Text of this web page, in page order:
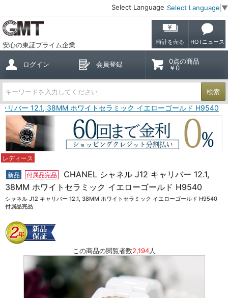
Select Language Select Language ▼
安心の東証プライム企業 時計を売る HOTニュース
ログイン 会員登録
0点の商品
￥0
検索
リバー 12.1, 38MM ホワイトセラミック イエローゴールド H9540
レディース
新品 付属品完品
CHANEL シャネル J12 キャリバー 12.1,
38MM ホワイトセラミック イエローゴールド H9540
シャネル J12 キャリバー 12.1, 38MM ホワイトセラミック イエローゴールド H9540
付属品完品
この商品の閲覧者数2,194人